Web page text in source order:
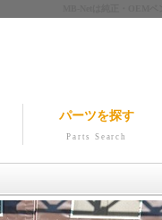
パーツを探す
Parts Search